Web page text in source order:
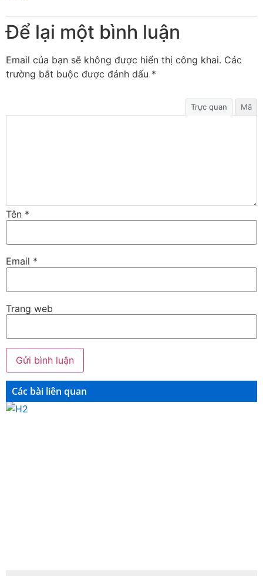
Để lại một bình luận
Email của bạn sẽ không được hiển thị công khai. Các
trường bắt buộc được đánh dấu *
Trực quan Mã
Tên *
Email *
Trang web
Các bài liên quan